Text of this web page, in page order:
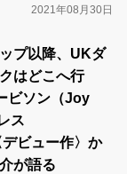
2021年08月30日
プ以降、UKダ
はどこへ行
ビソン（Joy
ス
ビュー作〉か
が語る